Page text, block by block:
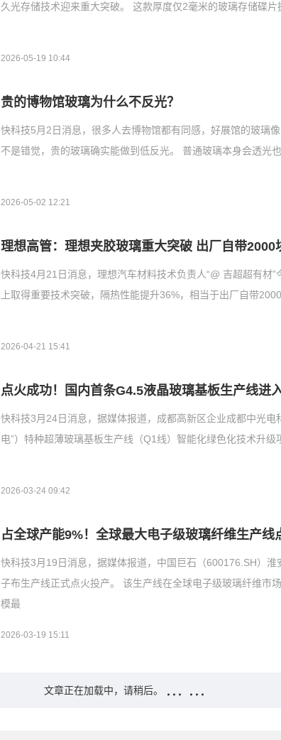
久光存储技术迎来重大突破。 这款厚度仅2毫米的玻璃存储碟
2026-05-19 10:44
贵的博物馆玻璃为什么不反光？
快科技5月2日消息，很多人去博物馆都有同感，好展馆的玻璃
不是错觉，贵的玻璃确实能做到低反光。 普通玻璃本身会透光
2026-05-02 12:21
理想高管：理想夹胶玻璃重大突破 出厂自带2000
快科技4月21日消息，理想汽车材料技术负责人“@ 吉超超有材
上取得重要技术突破，隔热性能提升36%，相当于出厂自带
2026-04-21 15:41
点火成功！国内首条G4.5液晶玻璃基板生产线进
快科技3月24日消息，据媒体报道，成都高新区企业成都中光电
电”）特种超薄玻璃基板生产线（Q1线）智能化绿色化技术升
2026-03-24 09:42
占全球产能9%！全球最大电子级玻璃纤维生产线
快科技3月19日消息，据媒体报道，中国巨石（600176.SH）
子布生产线正式点火投产。 该生产线在全球电子级玻璃纤维市
模最
2026-03-19 15:11
文章正在加载中，请稍后。